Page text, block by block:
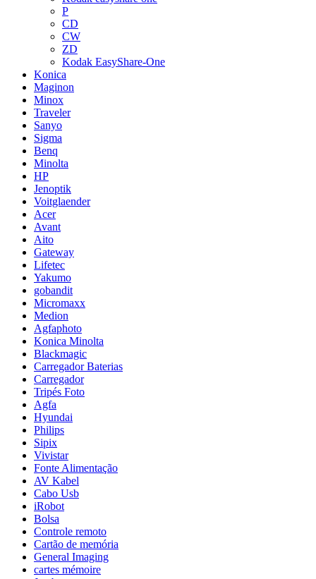
P
CD
CW
ZD
Kodak EasyShare-One
Konica
Maginon
Minox
Traveler
Sanyo
Sigma
Benq
Minolta
HP
Jenoptik
Voitglaender
Acer
Avant
Aito
Gateway
Lifetec
Yakumo
gobandit
Micromaxx
Medion
Agfaphoto
Konica Minolta
Blackmagic
Carregador Baterias
Carregador
Tripés Foto
Agfa
Hyundai
Philips
Sipix
Vivistar
Fonte Alimentação
AV Kabel
Cabo Usb
iRobot
Bolsa
Controle remoto
Cartão de memória
General Imaging
cartes mémoire